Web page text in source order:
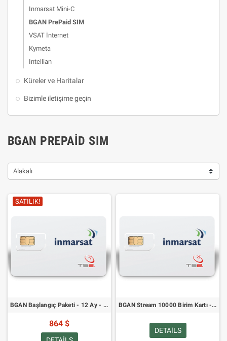
Inmarsat Mini-C
BGAN PrePaid SIM
VSAT İnternet
Kymeta
Intellian
Küreler ve Haritalar
Bizimle iletişime geçin
BGAN PREPAID SIM
Alakalı
SATILIK!
BGAN Başlangıç Paketi - 12 Ay - 200 Birim Kartı
864 $
BGAN Stream 10000 Birim Kartı - 730 Gün Geçerlilik - Henüz Mevcut Değil
DETAILS